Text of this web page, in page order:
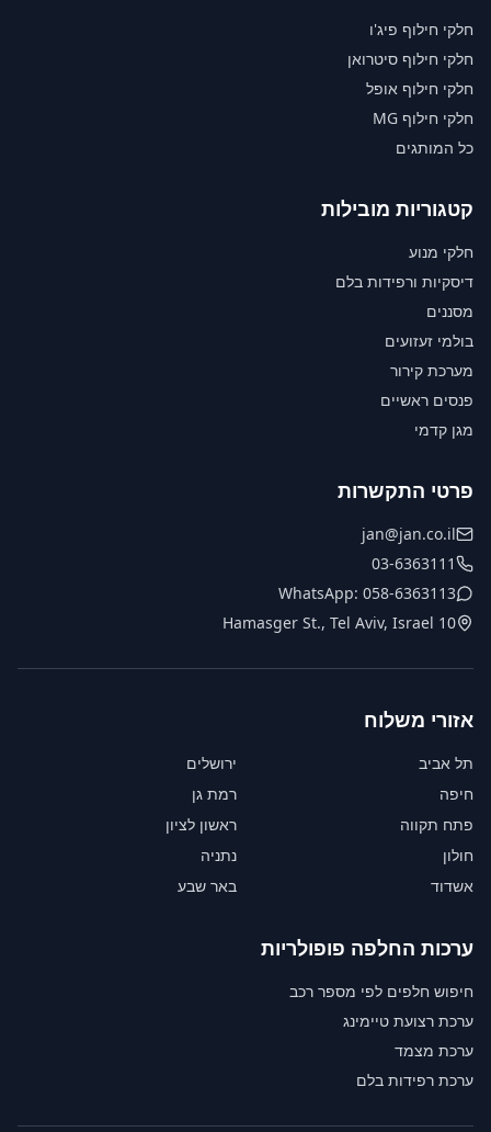
חלקי חילוף פיג'ו
חלקי חילוף סיטרואן
חלקי חילוף אופל
חלקי חילוף MG
כל המותגים
קטגוריות מובילות
חלקי מנוע
דיסקיות ורפידות בלם
מסננים
בולמי זעזועים
מערכת קירור
פנסים ראשיים
מגן קדמי
פרטי התקשרות
jan@jan.co.il
03-6363111
WhatsApp: 058-6363113
10 Hamasger St., Tel Aviv, Israel
אזורי משלוח
תל אביב
ירושלים
חיפה
רמת גן
פתח תקווה
ראשון לציון
חולון
נתניה
אשדוד
באר שבע
ערכות החלפה פופולריות
חיפוש חלפים לפי מספר רכב
ערכת רצועת טיימינג
ערכת מצמד
ערכת רפידות בלם